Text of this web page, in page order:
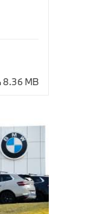
8.36 MB